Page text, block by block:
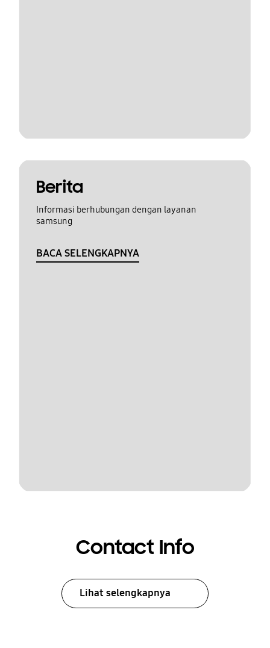
Berita
Informasi berhubungan dengan layanan
samsung
BACA SELENGKAPNYA
Contact Info
Lihat selengkapnya